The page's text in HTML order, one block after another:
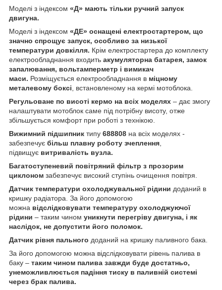
Моделі з індексом «Д» мають тільки ручний запуск
двигуна.
Моделі з індексом «ДЕ» оснащені електростартером, що
значно спрощує запуск, особливо за низької
температури довкілля. Крім електростартера до комплекту
електрообладнання входить акумуляторна батарея, замок
запалювання, вольтамперметр і вимикач
маси. Розміщується електрообладнання в міцному
металевому боксі , встановленому на кермі мотоблока.
Регульоване по висоті кермо на всіх моделях – дає змогу
налаштувати мотоблок саме під потрібну висоту, отже
збільшується комфорт при роботі з технікою.
Вижимний підшипник типу 688808 на всіх моделях -
забезпечує більш плавну роботу зчеплення
підвищує витривалість вузла.
Багатоступеневий повітряний фільтр з прозорим
циклоном забезпечує високий ступінь очищення повітря.
Датчик температури охолоджувальної рідини доданий в
кришку радіатора. За його допомогою
можна відслідковувати температуру охолоджуючої
рідини – таким чином уникнути перегріву двигуна, і як
наслідок, не допустити його поломок.
Датчик рівня пального доданий на кришку паливного бака.
За його допомогою можна відслідковувати рівень палива в
баку – таким чином палива завжди буде достатньо,
унеможливлюється падіння тиску в паливній системі
через брак палива.